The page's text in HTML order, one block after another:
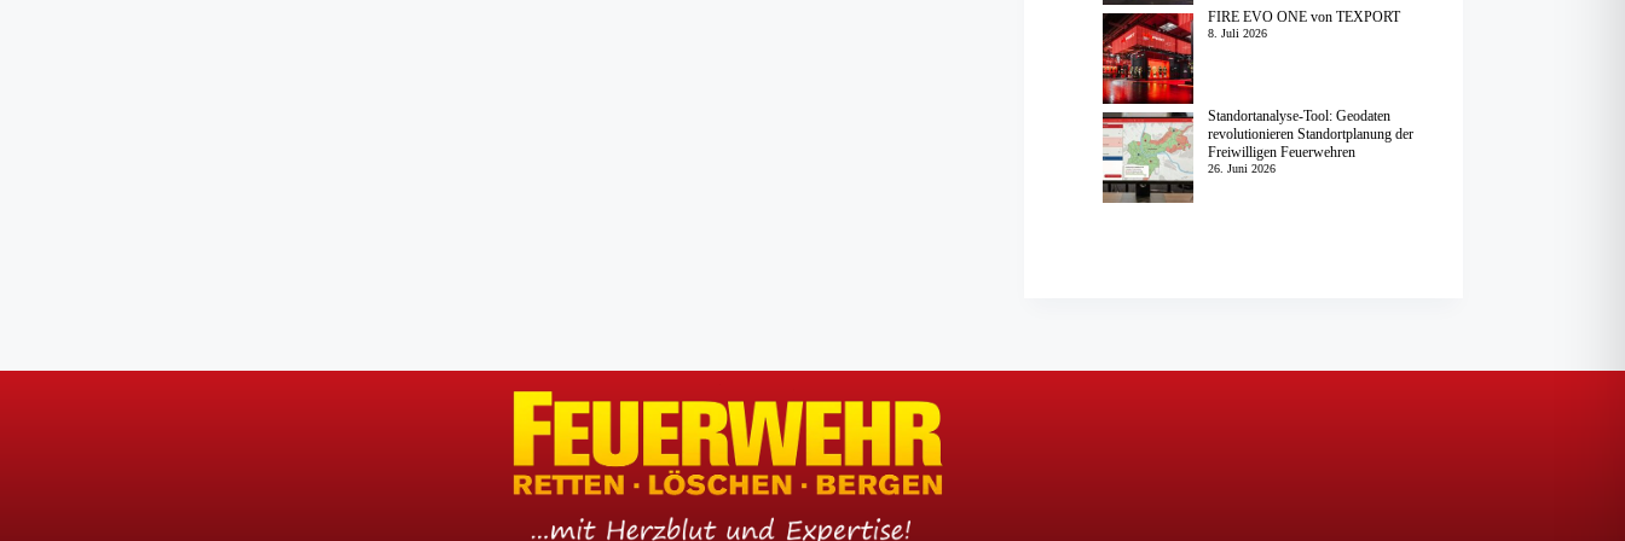
FIRE EVO ONE von TEXPORT
8. Juli 2026
Standortanalyse-Tool: Geodaten
revolutionieren Standortplanung der
Freiwilligen Feuerwehren
26. Juni 2026